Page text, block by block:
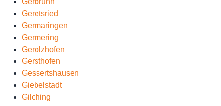
Gerbrunn
Geretsried
Germaringen
Germering
Gerolzhofen
Gersthofen
Gessertshausen
Giebelstadt
Gilching